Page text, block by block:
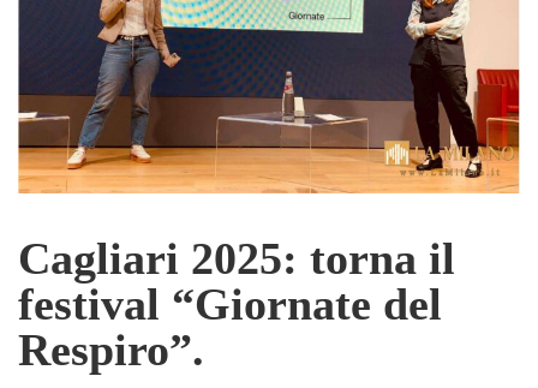
Cagliari 2025: torna il
festival “Giornate del
Respiro”.